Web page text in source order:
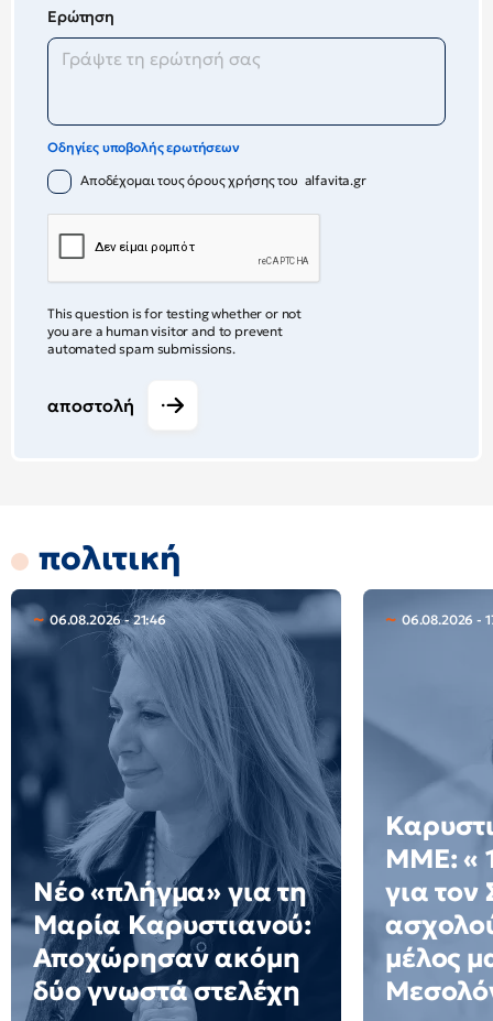
Ερώτηση
Οδηγίες υποβολής ερωτήσεων
Αποδέχομαι τους όρους χρήσης του alfavita.gr
This question is for testing whether or not
you are a human visitor and to prevent
automated spam submissions.
αποστολή
πολιτική
06.08.2026 - 21:46
Νέο «πλήγμα» για τη
Μαρία Καρυστιανού:
Αποχώρησαν ακόμη
δύο γνωστά στελέχη
06.08.2026 -
ΜΜΕ: «
για τον
μέλος